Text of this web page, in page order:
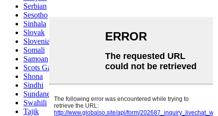
Serbian
Sesotho
Sinhala
Slovak
Slovenian
Somali
Samoan
Scots Gaelic
Shona
Sindhi
Sundanese
Swahili
Tajik